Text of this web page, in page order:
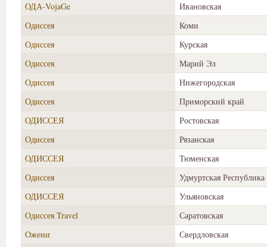
ОДА-VojaGe
Ивановская
Одиссея
Коми
Одиссея
Курская
Одиссея
Марий Эл
Одиссея
Нижегородская
Одиссея
Приморский край
ОДИССЕЯ
Ростовская
Одиссея
Рязанская
ОДИССЕЯ
Тюменская
Одиссея
Удмуртская Республика
ОДИССЕЯ
Ульяновская
Одиссея Travel
Саратовская
Ожени
Свердловская